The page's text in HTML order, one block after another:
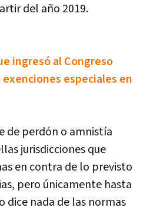
del año 2019.
ingresó al Congreso
especiales en
de perdón o amnistía
jurisdiccionesque
en contra de lo previsto
, pero únicamente hasta
dice nada de las normas